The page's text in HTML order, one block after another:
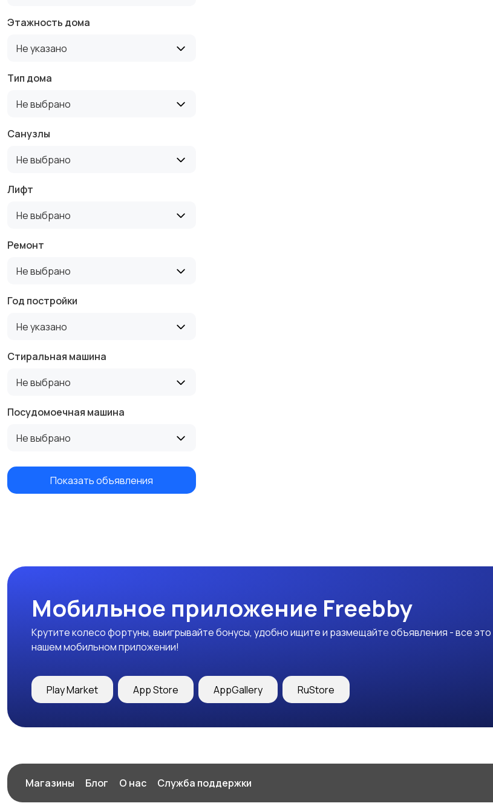
Этажность дома
Не указано
Тип дома
Не выбрано
Санузлы
Не выбрано
Лифт
Не выбрано
Ремонт
Не выбрано
Год постройки
Не указано
Стиральная машина
Не выбрано
Посудомоечная машина
Не выбрано
Показать объявления
Мобильное приложение Freebby
Крутите колесо фортуны, выигрывайте бонусы, удобно ищите и размещайте объявления - все это
нашем мобильном приложении!
Play Market App Store AppGallery RuStore
Магазины Блог О нас Служба поддержки